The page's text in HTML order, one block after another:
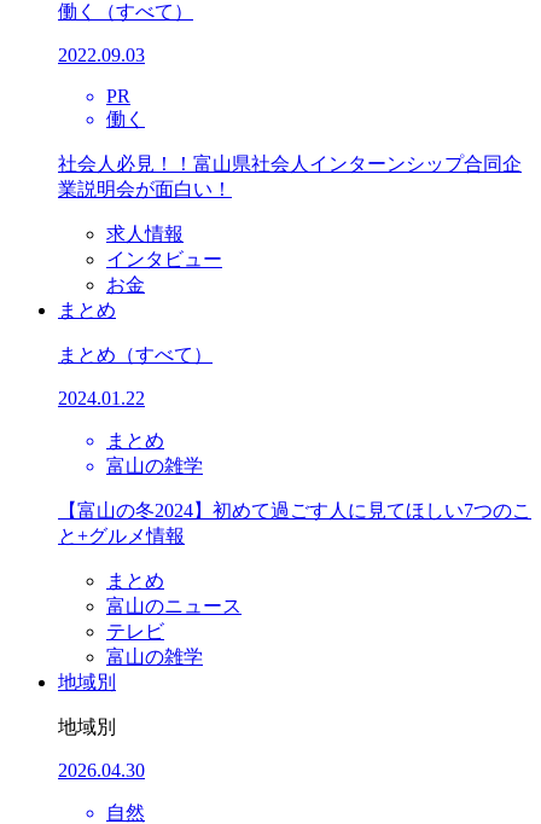
働く （すべて）
2022.09.03
PR
働く
社会人必見！！富山県社会人インターンシップ合同企
業説明会が面白い！
求人情報
インタビュー
お金
まとめ
まとめ （すべて）
2024.01.22
まとめ
富山の雑学
【富山の冬2024】初めて過ごす人に見てほしい7つのこ
と+グルメ情報
まとめ
富山のニュース
テレビ
富山の雑学
地域別
地域別
2026.04.30
自然